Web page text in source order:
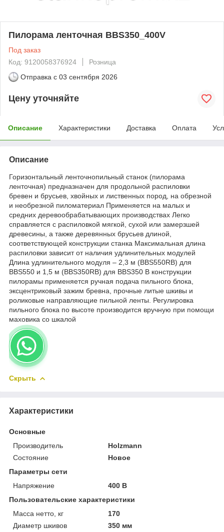
Пилорама ленточная BBS350_400V
Под заказ
Код: 9120058376924
Розница
Отправка с 03 сентября 2026
Цену уточняйте
Описание Характеристики Доставка Оплата
Описание
Горизонтальный ленточнопильный станок (пилорама
ленточная) предназначен для продольной распиловки
бревен и брусьев, хвойных и лиственных пород, на обрезной
и необрезной пиломатериал Применяется на малых и
средних деревообрабатывающих производствах Легко
справляется с распиловкой мягкой, сухой или замерзшей
древесины, а также деревянных брусьев длиной,
соответствующей конструкции станка Максимальная длина
распиловки зависит от наличия удлинительных модулей
Длина удлинительного модуля – 2,3 м (BBS550RB) для
BBS550 и 1,5 м (BBS350RB) для BBS350 В конструкции
пилорамы применяется ручная подача пильного блока,
эксцентриковый зажим бревна, прочные литые шкивы и
роликовые направляющие пильной ленты. Регулировка
пильного блока по высоте производится вручную при помощи
маховика со шкалой
Скрыть
Характеристики
Основные
Производитель
Holzmann
Состояние
Новое
Параметры сети
Напряжение
400 В
Пользовательские характеристики
Масса нетто, кг
170
Диаметр шкивов
350 мм